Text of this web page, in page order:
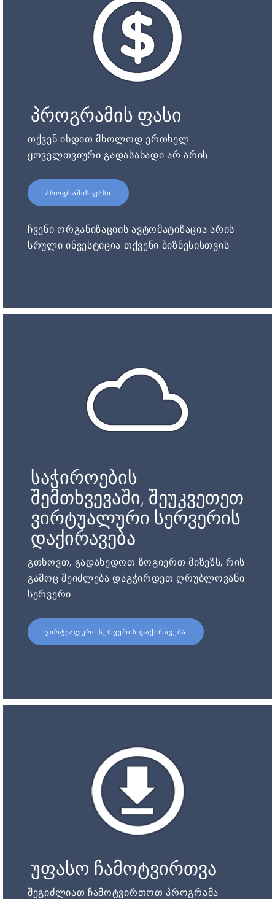
პროგრამის ფასი
თქვენ იხდით მხოლოდ ერთხელ.
ყოველთვიური გადასახადი არ არის!
ᲞᲠᲝᲒᲠᲐᲛᲘᲡ ᲤᲐᲡᲘ
ჩვენი ორგანიზაციის ავტომატიზაცია არის
სრული ინვესტიცია თქვენი ბიზნესისთვის!
საჭიროების
შემთხვევაში, შეუკვეთეთ
ვირტუალური სერვერის
დაქირავება
გთხოვთ, გადახედოთ ზოგიერთ მიზეზს, რის
გამოც შეიძლება დაგჭირდეთ ღრუბლოვანი
სერვერი.
ᲕᲘᲠᲢᲣᲐᲚᲣᲠᲘ ᲡᲔᲠᲕᲔᲠᲘᲡ ᲓᲐᲥᲘᲠᲐᲕᲔᲑᲐ
უფასო ჩამოტვირთვა
შეგიძლიათ ჩამოტვირთოთ პროგრამა